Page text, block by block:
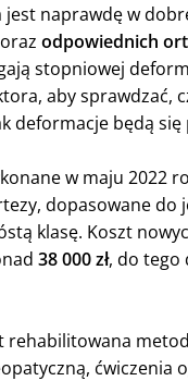
jest naprawdę w
oraz odpowiednich
stopniowej
aby sprawdzać,
deformacje będą
w maju 2022
dopasowane
klasę. Koszt
38 000 zł, do tego
rehabilitowana
ćwiczenia